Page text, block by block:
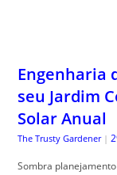
Engenharia
seu Jardim
Solar Anual
The Trusty Gardener |
Sombra